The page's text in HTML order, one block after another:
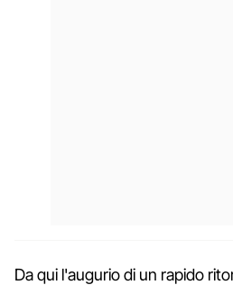
Da qui l'augurio di un rapido